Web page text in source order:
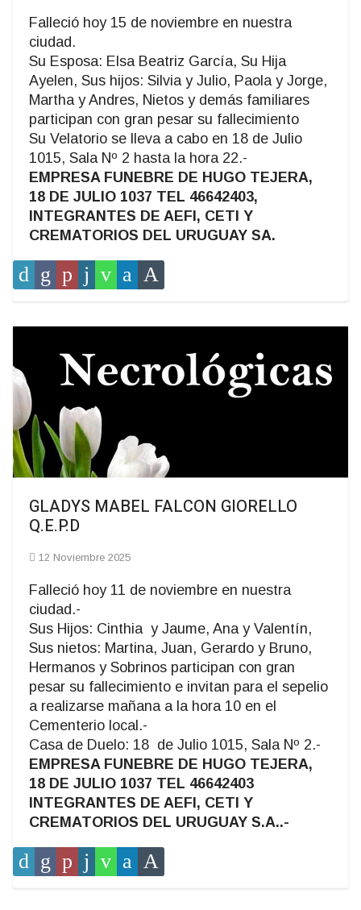
Falleció hoy 15 de noviembre en nuestra
ciudad.
Su Esposa: Elsa Beatriz García, Su Hija
Ayelen, Sus hijos: Silvia y Julio, Paola y Jorge,
Martha y Andres, Nietos y demás familiares
participan con gran pesar su fallecimiento
Su Velatorio se lleva a cabo en 18 de Julio
1015, Sala Nº 2 hasta la hora 22.-
EMPRESA FUNEBRE DE HUGO TEJERA,
18 DE JULIO 1037 TEL 46642403,
INTEGRANTES DE AEFI, CETI Y
CREMATORIOS DEL URUGUAY SA.
GLADYS MABEL FALCON GIORELLO
Q.E.P.D
12 Noviembre 2025
Falleció hoy 11 de noviembre en nuestra
ciudad.-
Sus Hijos: Cinthia y Jaume, Ana y Valentín,
Sus nietos: Martina, Juan, Gerardo y Bruno,
Hermanos y Sobrinos participan con gran
pesar su fallecimiento e invitan para el sepelio
a realizarse mañana a la hora 10 en el
Cementerio local.-
Casa de Duelo: 18 de Julio 1015, Sala Nº 2.-
EMPRESA FUNEBRE DE HUGO TEJERA,
18 DE JULIO 1037 TEL 46642403
INTEGRANTES DE AEFI, CETI Y
CREMATORIOS DEL URUGUAY S.A..-